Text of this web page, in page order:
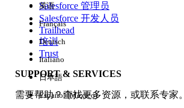
体验
Salesforce 管理员
Salesforce 开发人员
Trailhead
培训
Trust
SUPPORT & SERVICES
需要帮助？查找更多资源，或联系专家。
英语
Français
Deutsch
Italiano
日本語
Español (México)